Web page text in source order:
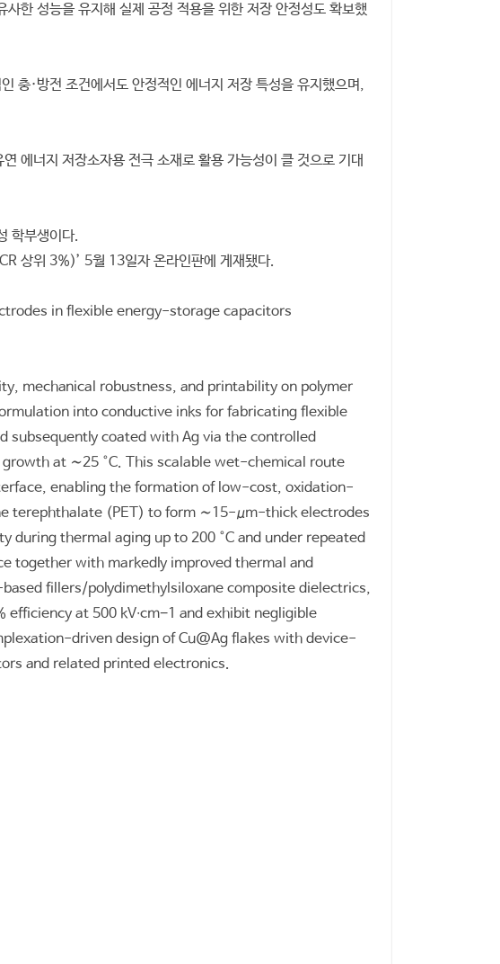
한 성능을 유지해 실제 공정 적용을 위한 저장 안정성도 확보했
충·방전 조건에서도 안정적인 에너지 저장 특성을 유지했으며,
에너지 저장소자용 전극 소재로 활용 가능성이 클 것으로 기대
학부생이다.
상위 3%)’ 5월 13일자 온라인판에 게재됐다.
in flexible energy-storage capacitors
mechanical robustness, and printability on polymer
into conductive inks for fabricating flexible
subsequently coated with Ag via the controlled
at ∼25 °C. This scalable wet-chemical route
enabling the formation of low-cost, oxidation-
terephthalate (PET) to form ∼15-μm-thick electrodes
thermal aging up to 200 °C and under repeated
together with markedly improved thermal and
fillers/polydimethylsiloxane composite dielectrics,
at 500 kV∙cm−1 and exhibit negligible
driven design of Cu@Ag flakes with device-
and related printed electronics.